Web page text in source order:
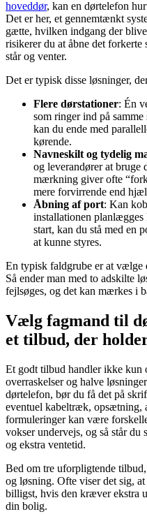
hoveddør, kan en dørtelefon
Det er her, et gennemtænkt
gætte, hvilken indgang der
risikerer du at åbne det forkerte
står og venter.
Det er typisk disse løsninger,
Flere dørstationer: Én
som ringer ind på
kan du ende med
kørende.
Navneskilt og tydelig
og leverandører at bruge
mærkning giver ofte
mere forvirrende end
Åbning af port: Kan
installationen
start, kan du stå med en
at kunne styres.
En typisk faldgrube er at vælge
Så ender man med to adskilte
fejlsøges, og det kan mærkes i
Vælg fagmand til
et tilbud, der
Et godt tilbud handler ikke kun
overraskelser og halve
dørtelefon, bør du få det på
eventuel kabeltræk, opsætning,
formuleringer kan være
vokser undervejs, og så står du
og ekstra ventetid.
Bed om tre uforpligtende
og løsning. Ofte viser det sig,
billigst, hvis den kræver ekstra
din bolig.